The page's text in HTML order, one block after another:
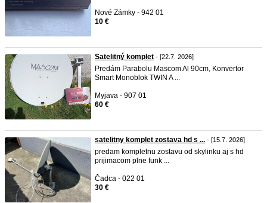
Nové Zámky - 942 01
10 €
Satelitný komplet - [22.7. 2026]
Predám Parabolu Mascom Al 90cm, Konvertor
Smart Monoblok TWIN A ...
Myjava - 907 01
60 €
satelitny komplet zostava hd s ... - [15.7. 2026]
predam kompletnu zostavu od skylinku aj s hd
prijimacom plne funk ...
Čadca - 022 01
30 €